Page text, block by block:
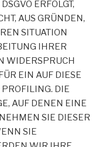
ERFOLGT,
AUS GRÜNDEN,
SITUATION
IHRER
WIDERSPRUCH
EIN AUF DIESE
DIE
AUF DENEN EINE
SIE DIESER
SIE